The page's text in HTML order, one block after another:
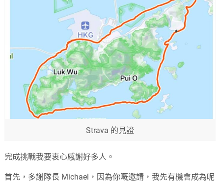
Strava 的見證
完成挑戰我要衷心感謝好多人。
首先，多謝隊長 Michael，因為你嘅邀請，我先有機會成為呢